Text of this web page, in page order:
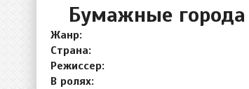
Бумажные города
Жанр:
Страна:
Режиссер:
В ролях: